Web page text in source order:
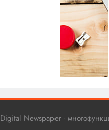
Digital Newspaper -